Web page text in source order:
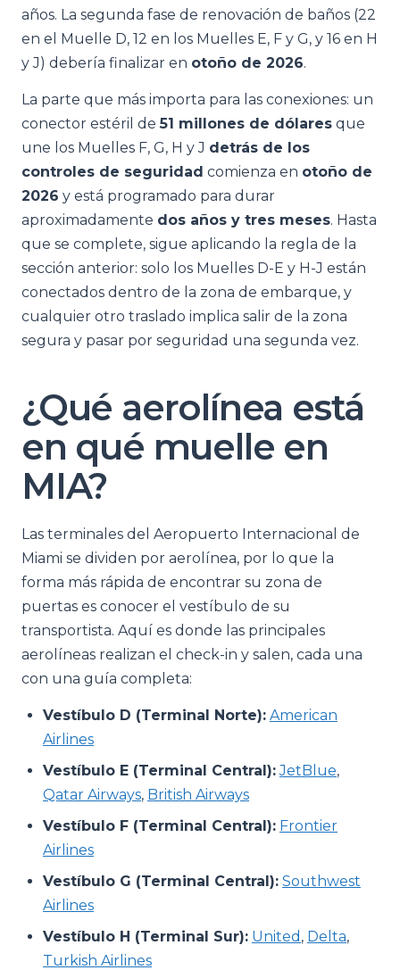
años. La segunda fase de renovación de baños (22
en el Muelle D, 12 en los Muelles E, F y G, y 16 en H
y J) debería finalizar en otoño de 2026.
La parte que más importa para las conexiones: un
conector estéril de51 millones de dólares que
une los Muelles F, G, H y J detrás de los
controles de seguridad comienza en otoño de
2026 y está programado para durar
aproximadamente dos años y tres meses. Hasta
que se complete, sigue aplicando la regla de la
sección anterior: solo los Muelles D-E y H-J están
conectados dentro de la zona de embarque, y
cualquier otro traslado implica salir de la zona
segura y pasar por seguridad una segunda vez.
¿Qué aerolínea está
en qué muelle en
MIA?
Las terminales del Aeropuerto Internacional de
Miami se dividen por aerolínea, por lo que la
forma más rápida de encontrar su zona de
puertas es conocer el vestíbulo de su
transportista. Aquí es donde las principales
aerolíneas realizan el check-in y salen, cada una
con una guía completa:
Vestíbulo D (Terminal Norte): American
Airlines
Vestíbulo E (Terminal Central): JetBlue,
Qatar Airways, British Airways
Vestíbulo F (Terminal Central): Frontier
Airlines
Vestíbulo G (Terminal Central): Southwest
Airlines
Vestíbulo H (Terminal Sur): United , Delta,
Turkish Airlines